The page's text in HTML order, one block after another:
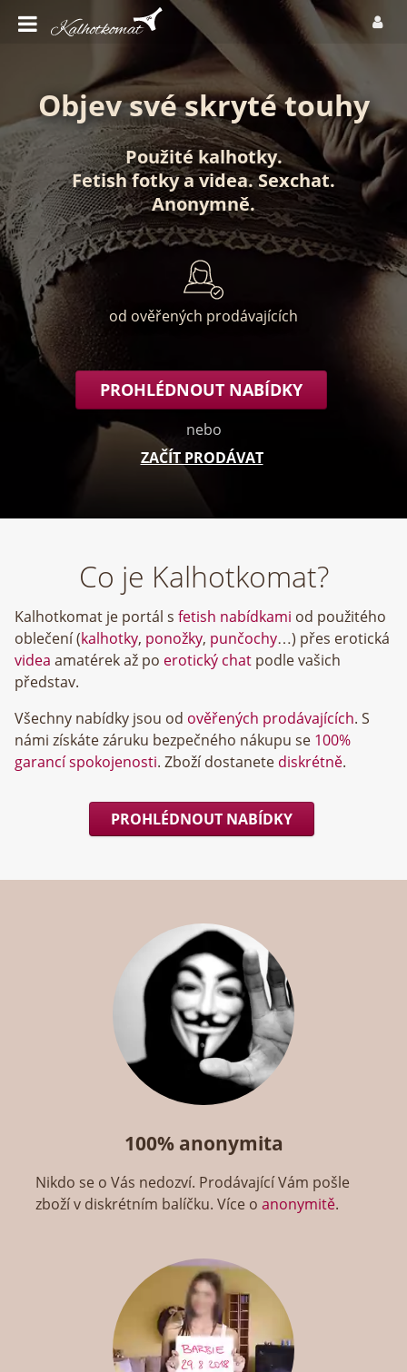
Objev své skryté touhy
Použité kalhotky.
Fetish fotkyavidea.Sexchat.
Anonymně.
od ověřených prodávajících
PROHLÉDNOUT NABÍDKY
nebo
ZAČÍT PRODÁVAT
Co je Kalhotkomat?
Kalhotkomat je portál s fetish nabídkami od použitého
oblečení (kalhotky, ponožky, punčochy…) přes erotická
videa amatérek až po erotický chat podle vašich
představ.
Všechny nabídky jsou od ověřených prodávajících. S
námi získáte záruku bezpečného nákupu se 100%
garancí spokojenosti. Zboží dostanete diskrétně.
PROHLÉDNOUT NABÍDKY
100% anonymita
Nikdo se o Vás nedozví. Prodávající Vám pošle
zboží v diskrétním balíčku. Více oanonymitě.